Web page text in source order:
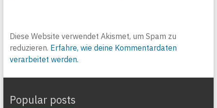
Diese Website verwendet Akismet, um Spam zu
reduzieren. Erfahre, wie deine Kommentardaten
verarbeitet werden.
Popular posts